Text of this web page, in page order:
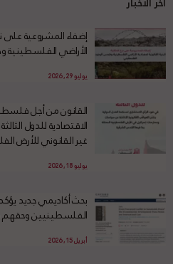
إضفاء المشروعية على
الأراضي
يوليو 29, 2026
القانون من أجل
الاقتصادية للدول
غير القانوني للأرض
يوليو 18, 2026
بحث أكاديمي جديد
الفلسطينيين وحقهم
أبريل 15, 2026